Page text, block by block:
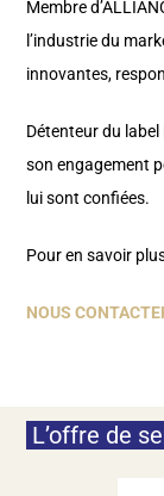
Membre
l’industrie du
innovantes,
Détenteur du label
son engagement
lui sont confiées.
Pour en savoir
NOUS
L’offre de